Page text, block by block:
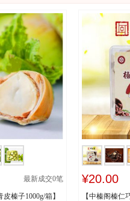
最新成交0笔
榛子1000g/箱】
¥20.00
【中榛阁榛仁